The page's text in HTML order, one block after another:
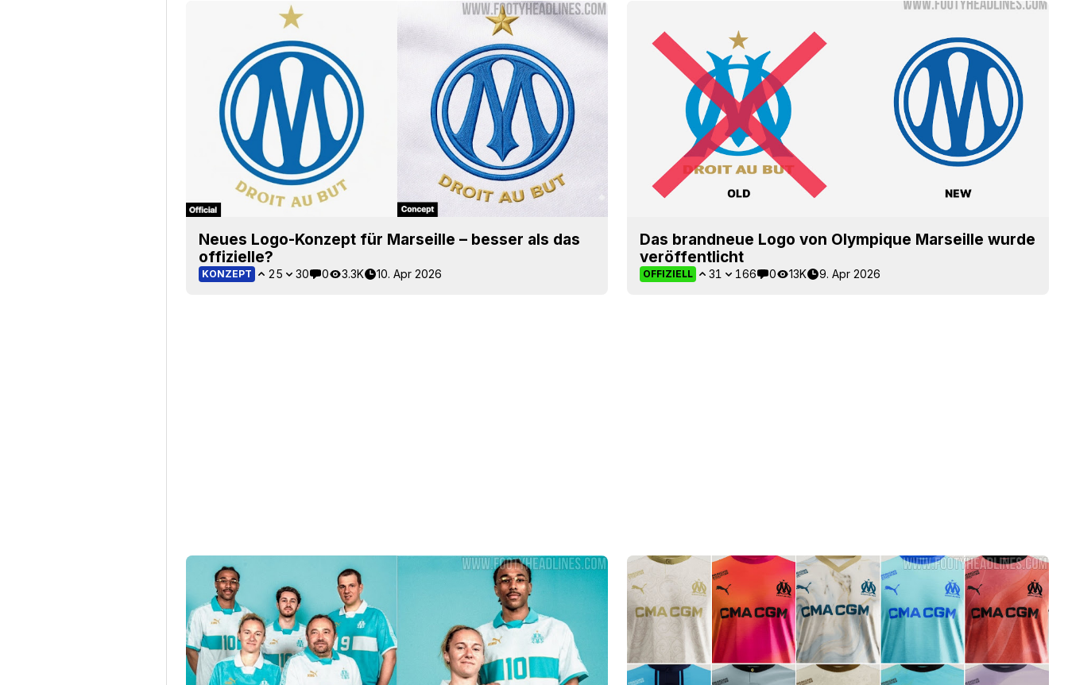
Neues Logo-Konzept für Marseille – besser als das
offizielle?
KONZEPT 25 30 0 3.3K 10. Apr 2026
Das brandneue Logo von Olympique Marseille wurde
veröffentlicht
OFFIZIELL 31 166 0 13K 9. Apr 2026